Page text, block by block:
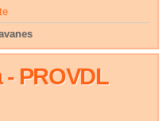
PROVDL